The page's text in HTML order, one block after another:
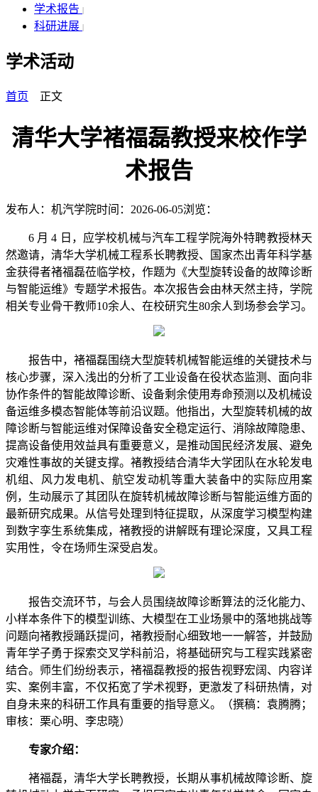
学术报告 |
科研进展 |
学术活动
首页 正文
清华大学褚福磊教授来校作学
术报告
发布人：机汽学院时间：2026-06-05浏览：
6 月 4 日，应学校机械与汽车工程学院海外特聘教授林天
然邀请，清华大学机械工程系长聘教授、国家杰出青年科学基
金获得者褚福磊莅临学校，作题为《大型旋转设备的故障诊断
与智能运维》专题学术报告。本次报告会由林天然主持，学院
相关专业骨干教师10余人、在校研究生80余人到场参会学习。
报告中，褚福磊围绕大型旋转机械智能运维的关键技术与
核心步骤，深入浅出的分析了工业设备在役状态监测、面向非
协作条件的智能故障诊断、设备剩余使用寿命预测以及机械设
备运维多模态智能体等前沿议题。他指出，大型旋转机械的故
障诊断与智能运维对保障设备安全稳定运行、消除故障隐患、
提高设备使用效益具有重要意义，是推动国民经济发展、避免
灾难性事故的关键支撑。褚教授结合清华大学团队在水轮发电
机组、风力发电机、航空发动机等重大装备中的实际应用案
例，生动展示了其团队在旋转机械故障诊断与智能运维方面的
最新研究成果。从信号处理到特征提取，从深度学习模型构建
到数字孪生系统集成，褚教授的讲解既有理论深度，又具工程
实用性，令在场师生深受启发。
报告交流环节，与会人员围绕故障诊断算法的泛化能力、
小样本条件下的模型训练、大模型在工业场景中的落地挑战等
问题向褚教授踊跃提问，褚教授耐心细致地一一解答，并鼓励
青年学子勇于探索交叉学科前沿，将基础研究与工程实践紧密
结合。师生们纷纷表示，褚福磊教授的报告视野宏阔、内容详
实、案例丰富，不仅拓宽了学术视野，更激发了科研热情，对
自身未来的科研工作具有重要的指导意义。（撰稿：袁腾腾；
审核：栗心明、李忠晓）
专家介绍：
褚福磊，清华大学长聘教授， 长期从事机械故障诊断、旋